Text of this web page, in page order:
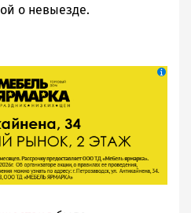
о невыезде.